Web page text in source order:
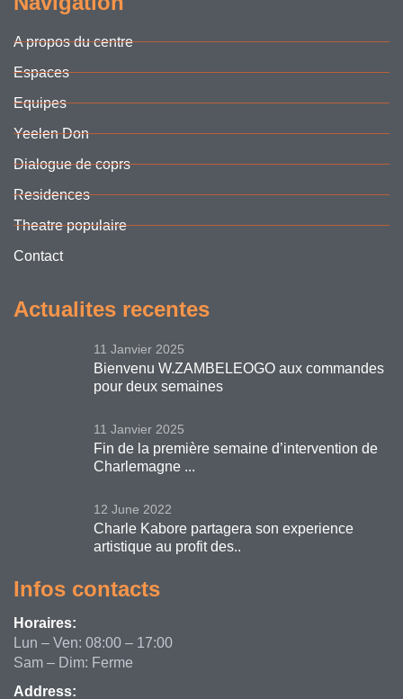
A propos du centre
Espaces
Equipes
Yeelen Don
Dialogue de coprs
Residences
Theatre populaire
Contact
Actualites recentes
11 Janvier 2025
Bienvenu W.ZAMBELEOGO aux commandes
pour deux semaines
11 Janvier 2025
Fin de la première semaine d’intervention de
Charlemagne ...
12 June 2022
Charle Kabore partagera son experience
artistique au profit des..
Infos contacts
Horaires:
Lun – Ven: 08:00 – 17:00
Sam – Dim: Ferme
Address: